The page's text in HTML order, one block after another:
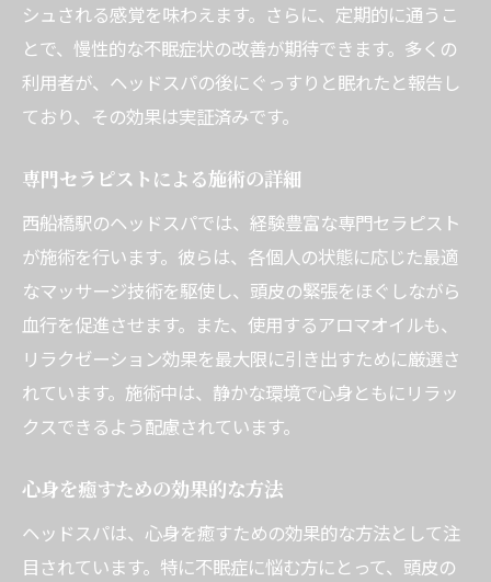
シュされる感覚を味わえます。さらに、定期的に通うこ
とで、慢性的な不眠症状の改善が期待できます。多くの
利用者が、ヘッドスパの後にぐっすりと眠れたと報告し
ており、その効果は実証済みです。
専門セラピストによる施術の詳細
西船橋駅のヘッドスパでは、経験豊富な専門セラピスト
が施術を行います。彼らは、各個人の状態に応じた最適
なマッサージ技術を駆使し、頭皮の緊張をほぐしながら
血行を促進させます。また、使用するアロマオイルも、
リラクゼーション効果を最大限に引き出すために厳選さ
れています。施術中は、静かな環境で心身ともにリラッ
クスできるよう配慮されています。
心身を癒すための効果的な方法
ヘッドスパは、心身を癒すための効果的な方法として注
目されています。特に不眠症に悩む方にとって、頭皮の